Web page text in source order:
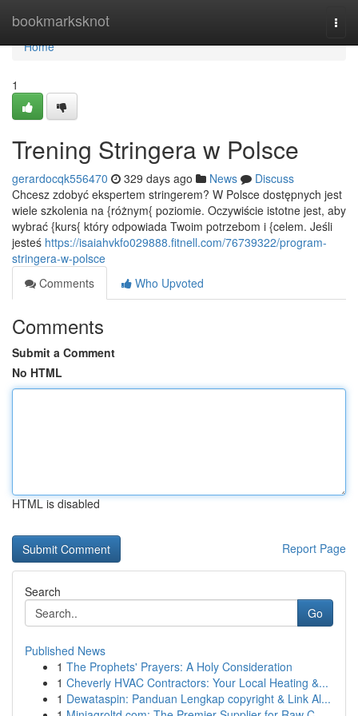
bookmarksknot
Home
Home
1
Trening Stringera w Polsce
gerardocqk556470 329 days ago News
Discuss
Chcesz zdobyć ekspertem stringerem? W Polsce dostępnych jest
wiele szkolenia na {różnym{ poziomie. Oczywiście istotne jest, aby
wybrać {kurs{ który odpowiada Twoim potrzebom i {celem. Jeśli
jesteś https://isaiahvkfo029888.fitnell.com/76739322/program-
stringera-w-polsce
Comments
Who Upvoted
Comments
Submit a Comment
No HTML
HTML is disabled
Report Page
Search
Go
Published News
1 The Prophets' Prayers: A Holy Consideration
1 Cheverly HVAC Contractors: Your Local Heating &...
1 Dewataspin: Panduan Lengkap copyright & Link Al...